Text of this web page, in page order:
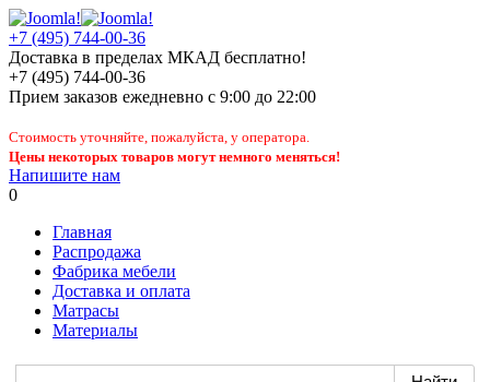
+7 (495) 744-00-36
Доставка в пределах МКАД бесплатно!
+7 (495) 744-00-36
Прием заказов ежедневно с 9:00 до 22:00
Стоимость уточняйте, пожалуйста, у оператора.
Цены некоторых товаров могут немного меняться!
Напишите нам
0
Главная
Распродажа
Фабрика мебели
Доставка и оплата
Матрасы
Материалы